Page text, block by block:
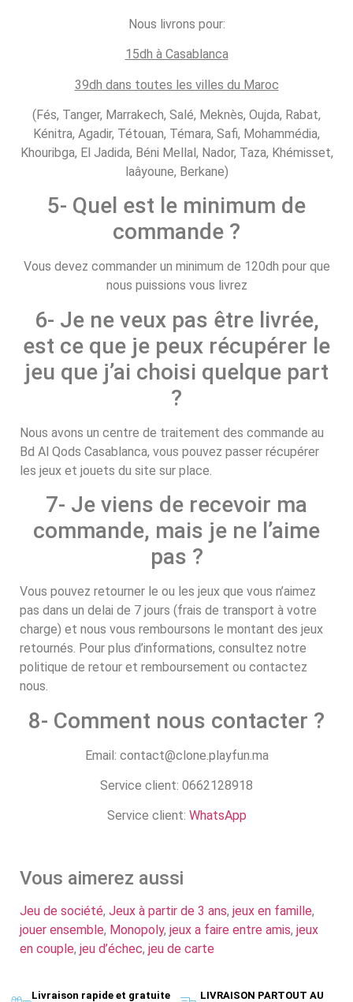
Nous livrons pour:
15dh à Casablanca
39dh dans toutes les villes du Maroc
(Fés, Tanger, Marrakech, Salé, Meknès, Oujda, Rabat,
Kénitra, Agadir, Tétouan, Témara, Safi, Mohammédia,
Khouribga, El Jadida, Béni Mellal, Nador, Taza, Khémisset,
laâyoune, Berkane)
5- Quel est le minimum de
commande ?
Vous devez commander un minimum de 120dh pour que
nous puissions vous livrez
6- Je ne veux pas être livrée,
est ce que je peux récupérer le
jeu que j’ai choisi quelque part
?
Nous avons un centre de traitement des commande au
Bd Al Qods Casablanca, vous pouvez passer récupérer
les jeux et jouets du site sur place.
7- Je viens de recevoir ma
commande, mais je ne l’aime
pas ?
Vous pouvez retourner le ou les jeux que vous n’aimez
pas dans un delai de 7 jours (frais de transport à votre
charge) et nous vous remboursons le montant des jeux
retournés. Pour plus d’informations, consultez notre
politique de retour et remboursement ou contactez
nous.
8- Comment nous contacter ?
Email: contact@clone.playfun.ma
Service client: 0662128918
Service client: WhatsApp
Vous aimerez aussi
Jeu de société, Jeux à partir de 3 ans, jeux en famille,
jouer ensemble, Monopoly, jeux a faire entre amis, jeux
en couple, jeu d’échec, jeu de carte
Livraison rapide et gratuite
LIVRAISON PARTOUT AU